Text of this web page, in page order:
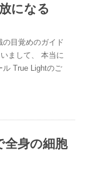
になる
の目覚めのガイド
まして、 本当に
ル True Lightのご
身の細胞